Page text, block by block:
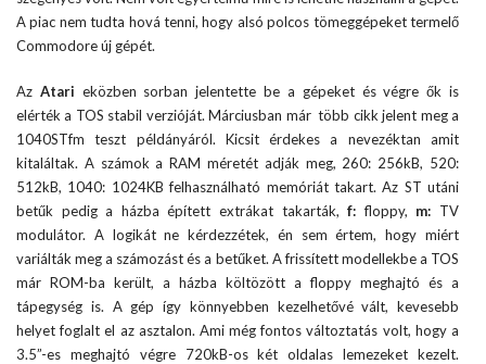
A piac nem tudta hová tenni, hogy alsó polcos tömeggépeket termelő
Commodore új gépét.
Az Atari eközben sorban jelentette be a gépeket és végre ők is
elérték a TOS stabil verzióját. Márciusban már több cikk jelent meg a
1040STfm teszt példányáról. Kicsit érdekes a nevezéktan amit
kitaláltak. A számok a RAM méretét adják meg, 260: 256kB, 520:
512kB, 1040: 1024KB felhasználható memóriát takart. Az ST utáni
betűk pedig a házba épített extrákat takarták,f: floppy, m: TV
modulátor. A logikát ne kérdezzétek, én sem értem, hogy miért
variálták meg a számozást és a betűket. A frissített modellekbe a TOS
már ROM-ba került, a házba költözött a floppy meghajtó és a
tápegység is. A gép így könnyebben kezelhetővé vált, kevesebb
helyet foglalt el az asztalon. Ami még fontos változtatás volt, hogy a
3.5”-es meghajtó végre 720kB-os két oldalas lemezeket kezelt.